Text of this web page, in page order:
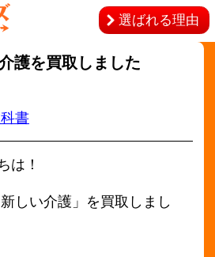
選ばれる理由
しました
護」を買取しまし